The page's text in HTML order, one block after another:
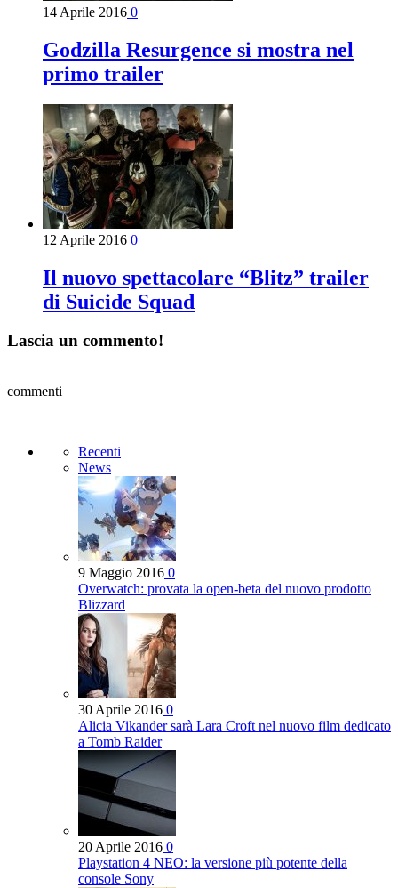
14 Aprile 2016 0
Godzilla Resurgence si mostra nel
primo trailer
12 Aprile 2016 0
Il nuovo spettacolare “Blitz” trailer
di Suicide Squad
Lascia un commento!
commenti
Recenti
News
9 Maggio 2016 0
Overwatch: provata la open-beta del nuovo prodotto
Blizzard
30 Aprile 2016 0
Alicia Vikander sarà Lara Croft nel nuovo film dedicato
a Tomb Raider
20 Aprile 2016 0
Playstation 4 NEO: la versione più potente della
console Sony